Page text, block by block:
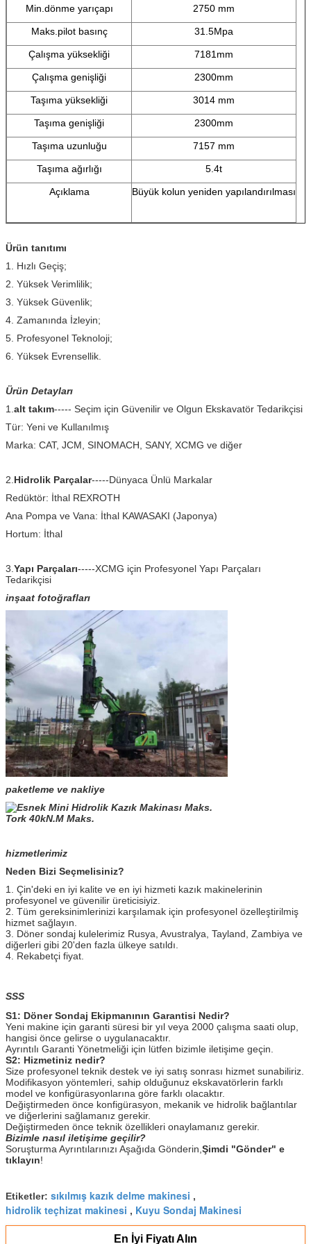
Min.dönme yarıçapı 2750 mm
Maks.pilot basınç 31.5Mpa
Çalışma yüksekliği 7181mm
Çalışma genişliği 2300mm
Taşıma yüksekliği 3014 mm
Taşıma genişliği 2300mm
Taşıma uzunluğu 7157 mm
Taşıma ağırlığı 5.4t
Açıklama Büyük kolun yeniden yapılandırılması
Ürün tanıtımı
1. Hızlı Geçiş;
2. Yüksek Verimlilik;
3. Yüksek Güvenlik;
4. Zamanında İzleyin;
5. Profesyonel Teknoloji;
6. Yüksek Evrensellik.
Ürün Detayları
1. alt takım----- Seçim için Güvenilir ve Olgun Ekskavatör Tedarikçisi
Tür: Yeni ve Kullanılmış
Marka: CAT, JCM, SINOMACH, SANY, XCMG ve diğer
2. Hidrolik Parçalar-----Dünyaca Ünlü Markalar
Redüktör: İthal REXROTH
Ana Pompa ve Vana: İthal KAWASAKI (Japonya)
Hortum: İthal
3. Yapı Parçaları-----XCMG için Profesyonel Yapı Parçaları
Tedarikçisi
inşaat fotoğrafları
paketleme ve nakliye
hizmetlerimiz
Neden Bizi Seçmelisiniz?
1. Çin'deki en iyi kalite ve en iyi hizmeti kazık makinelerinin
profesyonel ve güvenilir üreticisiyiz.
2. Tüm gereksinimlerinizi karşılamak için profesyonel özelleştirilmiş
hizmet sağlayın.
3. Döner sondaj kulelerimiz Rusya, Avustralya, Tayland, Zambiya ve
diğerleri gibi 20'den fazla ülkeye satıldı.
4. Rekabetçi fiyat.
SSS
S1: Döner Sondaj Ekipmanının Garantisi Nedir?
Yeni makine için garanti süresi bir yıl veya 2000 çalışma saati olup,
hangisi önce gelirse o uygulanacaktır.
Ayrıntılı Garanti Yönetmeliği için lütfen bizimle iletişime geçin.
S2: Hizmetiniz nedir?
Size profesyonel teknik destek ve iyi satış sonrası hizmet sunabiliriz.
Modifikasyon yöntemleri, sahip olduğunuz ekskavatörlerin farklı
model ve konfigürasyonlarına göre farklı olacaktır.
Değiştirmeden önce konfigürasyon, mekanik ve hidrolik bağlantılar
ve diğerlerini sağlamanız gerekir.
Değiştirmeden önce teknik özellikleri onaylamanız gerekir.
Bizimle nasıl iletişime geçilir?
Soruşturma Ayrıntılarınızı Aşağıda Gönderin, Şimdi "Gönder" e
tıklayın!
Etiketler: sıkılmış kazık delme makinesi ,
hidrolik teçhizat makinesi , Kuyu Sondaj Makinesi
En İyi Fiyatı Alın